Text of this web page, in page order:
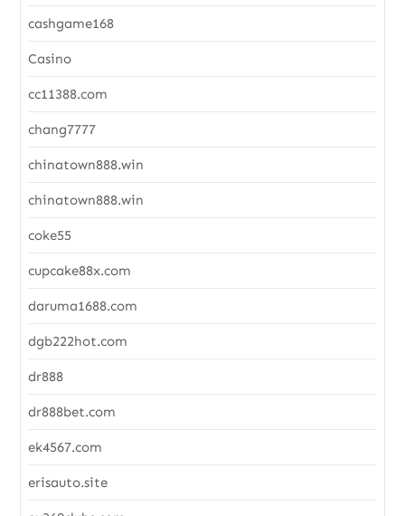
cashgame168
Casino
cc11388.com
chang7777
chinatown888.win
chinatown888.win
coke55
cupcake88x.com
daruma1688.com
dgb222hot.com
dr888
dr888bet.com
ek4567.com
erisauto.site